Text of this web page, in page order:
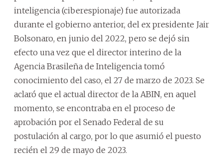
inteligencia (ciberespionaje) fue autorizada
durante el gobierno anterior, del ex presidente Jair
Bolsonaro, en junio del 2022, pero se dejó sin
efecto una vez que el director interino de la
Agencia Brasileña de Inteligencia tomó
conocimiento del caso, el 27 de marzo de 2023. Se
aclaró que el actual director de la ABIN, en aquel
momento, se encontraba en el proceso de
aprobación por el Senado Federal de su
postulación al cargo, por lo que asumió el puesto
recién el 29 de mayo de 2023.